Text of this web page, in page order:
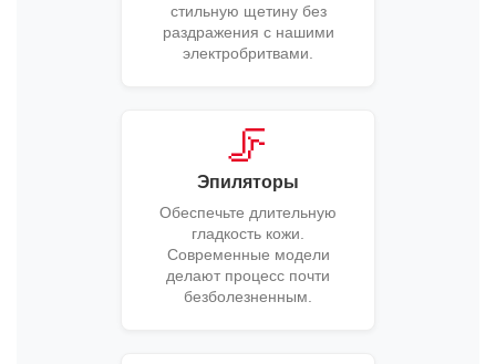
стильную щетину без
раздражения с нашими
электробритвами.
🦵
Эпиляторы
Обеспечьте длительную
гладкость кожи.
Современные модели
делают процесс почти
безболезненным.